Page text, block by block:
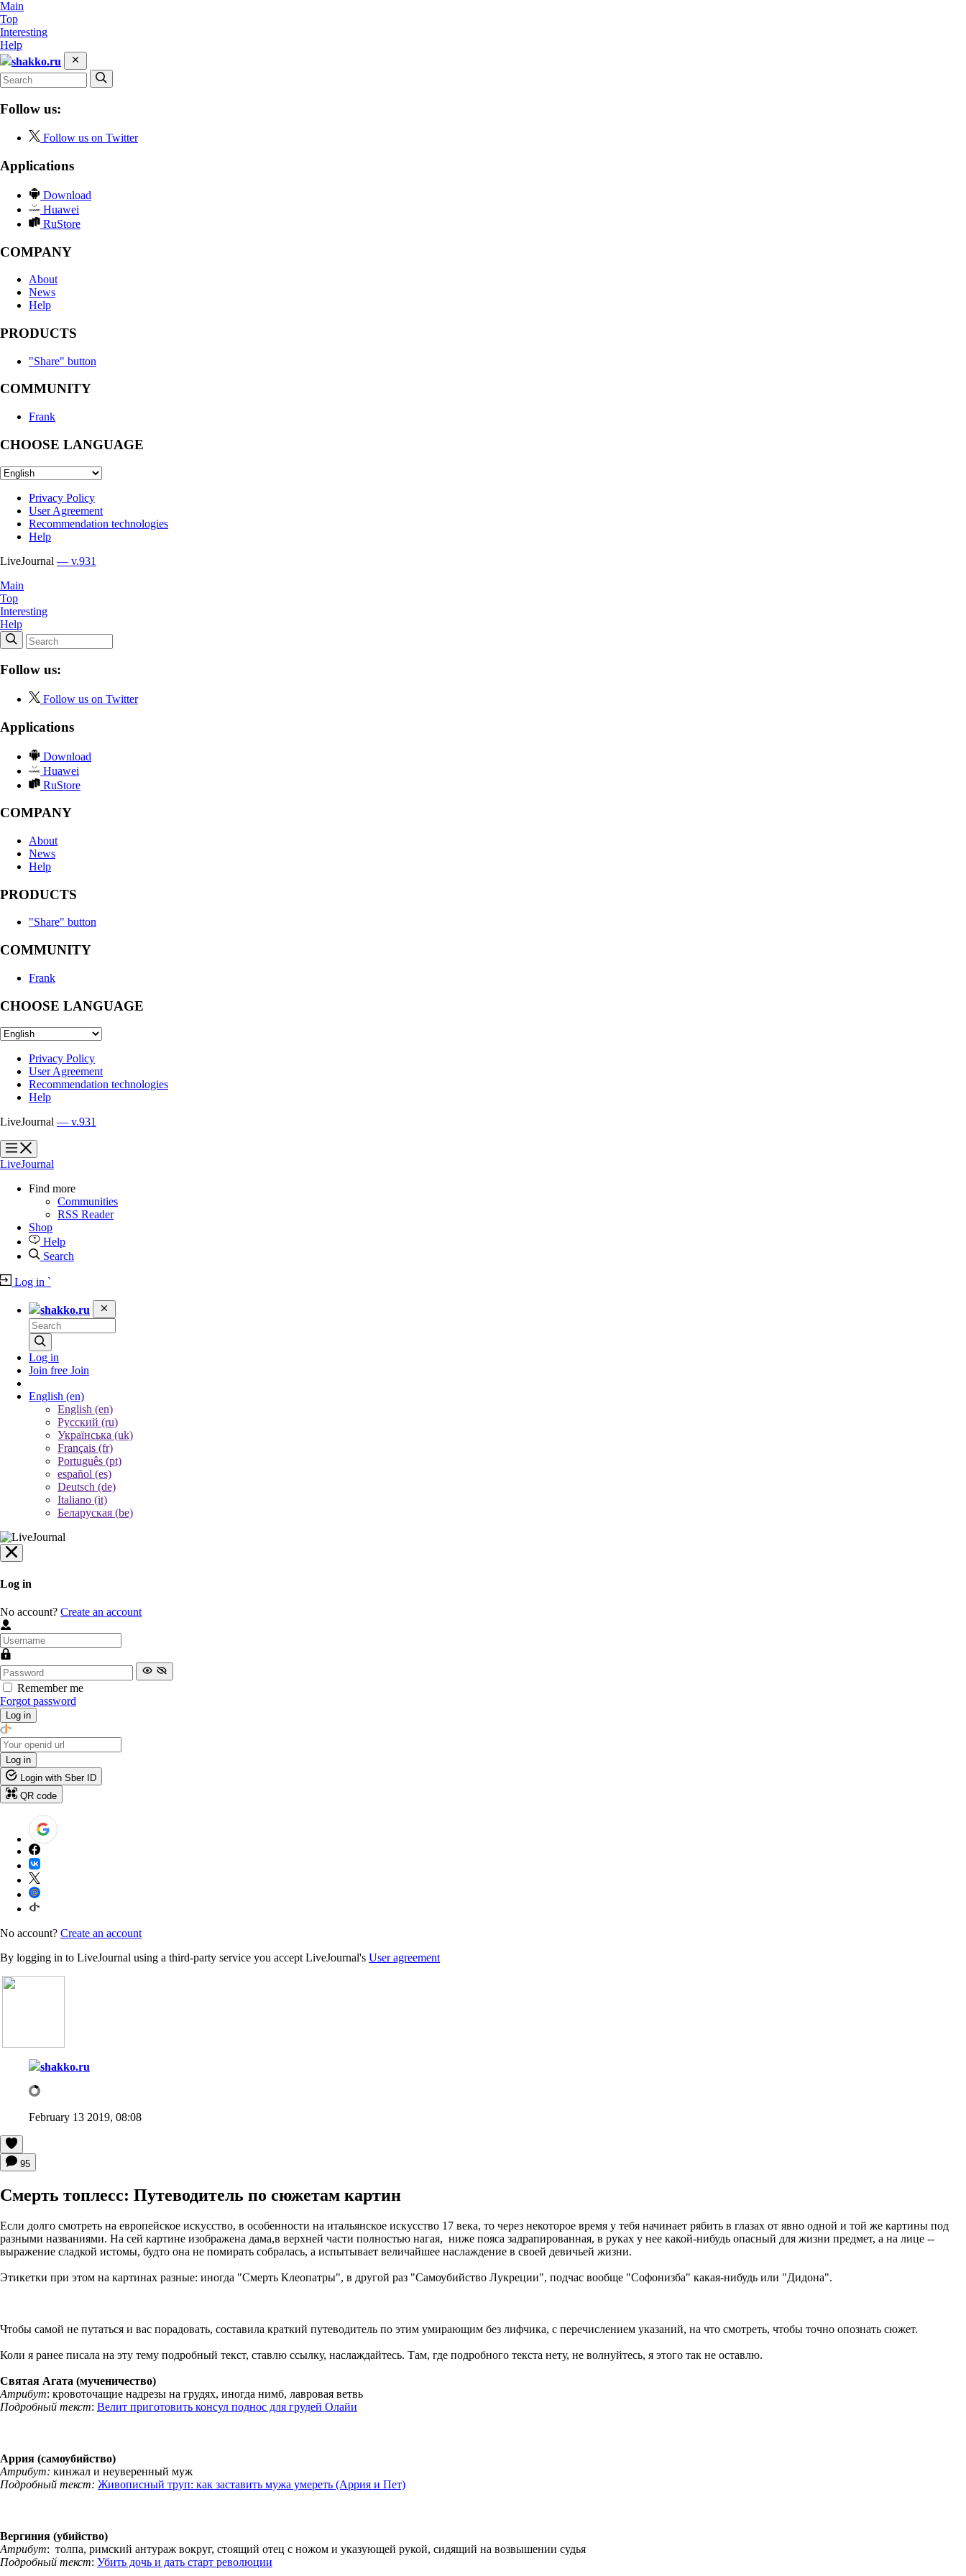
Main
Top
Interesting
Help
shakko.ru
Follow us:
Follow us on Twitter
Applications
Download
Huawei
RuStore
COMPANY
About
News
Help
PRODUCTS
"Share" button
COMMUNITY
Frank
CHOOSE LANGUAGE
Privacy Policy
User Agreement
Recommendation technologies
Help
LiveJournal — v.931
Main
Top
Interesting
Help
Follow us:
Follow us on Twitter
Applications
Download
Huawei
RuStore
COMPANY
About
News
Help
PRODUCTS
"Share" button
COMMUNITY
Frank
CHOOSE LANGUAGE
Privacy Policy
User Agreement
Recommendation technologies
Help
LiveJournal — v.931
?
?
LiveJournal
Find more
Communities
RSS Reader
Shop
Help
Search
Log in `
shakko.ru
Log in
Join free Join
English (en)
English (en)
Русский (ru)
Українська (uk)
Français (fr)
Português (pt)
español (es)
Deutsch (de)
Italiano (it)
Беларуская (be)
Log in
No account? Create an account
Remember me
Forgot password
Log in
Log in
Login with Sber ID
QR code
No account? Create an account
By logging in to LiveJournal using a third-party service you accept LiveJournal's User agreement
shakko.ru
February 13 2019, 08:08
95
Смерть топлесс: Путеводитель по сюжетам картин
Если долго смотреть на европейское искусство, в особенности на итальянское искусство 17 века, то через некоторое время у тебя начинает рябить в глазах от явно одной и той же картины под
разными названиями. На сей картине изображена дама,в верхней части полностью нагая, ниже пояса задрапированная, в руках у нее какой-нибудь опасный для жизни предмет, а на лице --
выражение сладкой истомы, будто она не помирать собралась, а испытывает величайшее наслаждение в своей девичьей жизни.
Этикетки при этом на картинах разные: иногда "Смерть Клеопатры", в другой раз "Самоубийство Лукреции", подчас вообще "Софонизба" какая-нибудь или "Дидона".
Чтобы самой не путаться и вас порадовать, составила краткий путеводитель по этим умирающим без лифчика, с перечислением указаний, на что смотреть, чтобы точно опознать сюжет.
Коли я ранее писала на эту тему подробный текст, ставлю ссылку, наслаждайтесь. Там, где подробного текста нету, не волнуйтесь, я этого так не оставлю.
Святая Агата (мученичество)
Атрибут: кровоточащие надрезы на грудях, иногда нимб, лавровая ветвь
Подробный текст: Велит приготовить консул поднос для грудей Олайи
Аррия (самоубийство)
Атрибут: кинжал и неуверенный муж
Подробный текст: Живописный труп: как заставить мужа умереть (Аррия и Пет)
Вергиния (убийство)
Атрибут: толпа, римский антураж вокруг, стоящий отец с ножом и указующей рукой, сидящий на возвышении судья
Подробный текст: Убить дочь и дать старт революции